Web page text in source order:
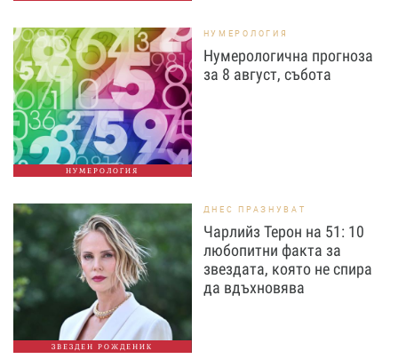
НУМЕРОЛОГИЯ
НУМЕРОЛОГИЯ
Нумерологична прогноза
за 8 август, събота
ЗВЕЗДЕН РОЖДЕНИК
ДНЕС ПРАЗНУВАТ
Чарлийз Терон на 51: 10
любопитни факта за
звездата, която не спира
да вдъхновява